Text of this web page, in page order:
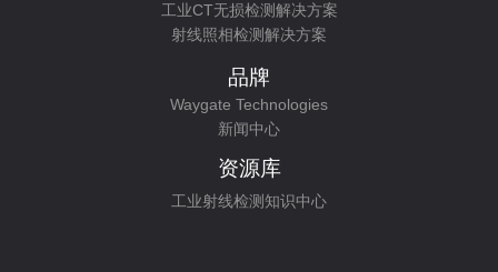
工业CT无损检测解决方案
射线照相检测解决方案
品牌
Waygate Technologies
新闻中心
资源库
工业射线检测知识中心